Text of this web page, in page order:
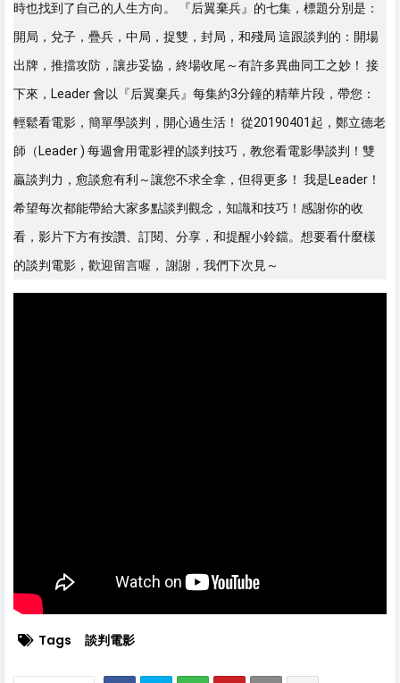
時也找到了自己的人生方向。 『后翼棄兵』的七集，標題分別是：
開局，兌子，疊兵，中局，捉雙，封局，和殘局 這跟談判的：開場
出牌，推擋攻防，讓步妥協，終場收尾～有許多異曲同工之妙！ 接
下來，Leader 會以『后翼棄兵』每集約3分鐘的精華片段，帶您：
輕鬆看電影，簡單學談判，開心過生活！ 從20190401起，鄭立德老
師（Leader ) 每週會用電影裡的談判技巧，教您看電影學談判！雙
贏談判力，愈談愈有利～讓您不求全拿，但得更多！ 我是Leader！
希望每次都能帶給大家多點談判觀念，知識和技巧！感謝你的收
看，影片下方有按讚、訂閱、分享，和提醒小鈴鐺。想要看什麼樣
的談判電影，歡迎留言喔， 謝謝，我們下次見～
Tags 談判電影